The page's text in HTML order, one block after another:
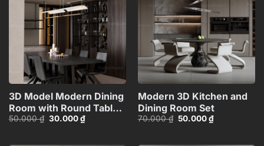
wishlist
3D Model Modern Dining
Room with Round Table –
3ds Max_109796685
50.000₫ Giá
30.000₫Giá
hiện
Modern 3D Kitchen and
Dining Room Set
70.000₫ Giá
50.000₫Giá
hiện